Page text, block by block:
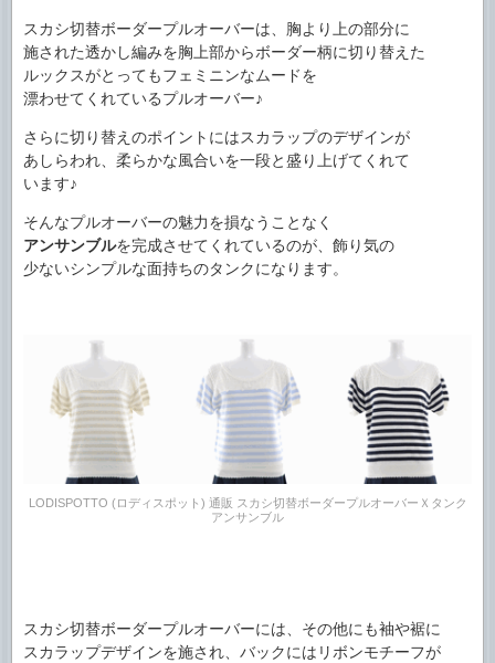
スカシ切替ボーダープルオーバーは、胸より上の部分に
施された透かし編みを胸上部からボーダー柄に切り替えた
ルックスがとってもフェミニンなムードを
漂わせてくれているプルオーバー♪
さらに切り替えのポイントにはスカラップのデザインが
あしらわれ、柔らかな風合いを一段と盛り上げてくれて
います♪
そんなプルオーバーの魅力を損なうことなく
アンサンブルを完成させてくれているのが、飾り気の
少ないシンプルな面持ちのタンクになります。
LODISPOTTO (ロディスポット) 通販 スカシ切替ボーダープルオーバーＸタンク
アンサンブル
スカシ切替ボーダープルオーバーには、その他にも袖や裾に
スカラップデザインを施され、バックにはリボンモチーフが